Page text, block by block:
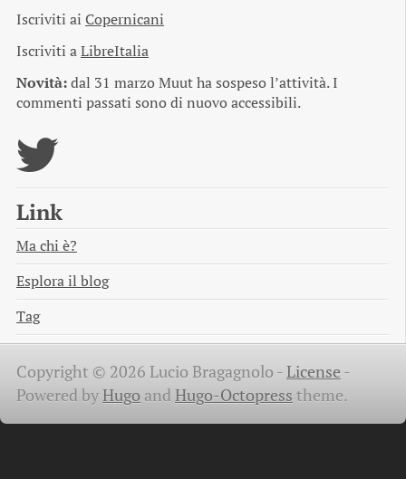
Iscriviti ai Copernicani
Iscriviti aLibreItalia
Novità:dal 31 marzo Muut ha sospeso l’attività. I
commenti passati sono di nuovo accessibili.
Link
Ma chi è?
Esplora il blog
Tag
Copyright © 2026 Lucio Bragagnolo -License -
Powered byHugo and Hugo-Octopress theme.